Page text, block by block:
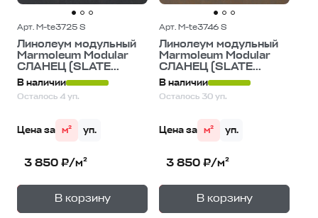
Арт. M-te3725 S
Линолеум модульный
Marmoleum Modular
СЛАНЕЦ (SLATE...
В наличии
Осталось 4 уп.
Цена за м² уп.
3 850 ₽/м²
В корзину
— 1уп.
Арт. M-te3746 S
Линолеум модульный
Marmoleum Modular
СЛАНЕЦ (SLATE...
В наличии
Осталось 30 уп.
Цена за м² уп.
3 850 ₽/м²
В корзину
— 1уп.